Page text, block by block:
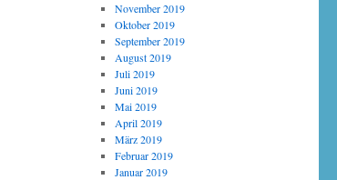
November 2019
Oktober 2019
September 2019
August 2019
Juli 2019
Juni 2019
Mai 2019
April 2019
März 2019
Februar 2019
Januar 2019